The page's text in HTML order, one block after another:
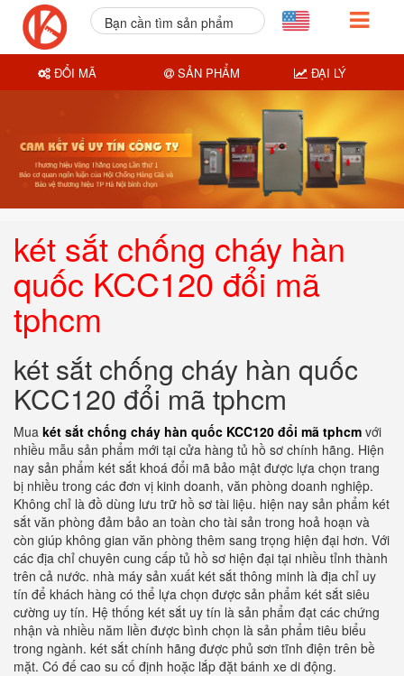
két sắt chống cháy hàn
quốc KCC120 đổi mã
tphcm
két sắt chống cháy hàn quốc
KCC120 đổi mã tphcm
Mua két sắt chống cháy hàn quốc KCC120 đổi mã tphcm với
nhiều mẫu sản phẩm mới tại cửa hàng tủ hồ sơ chính hãng. Hiện
nay sản phẩm két sắt khoá đổi mã bảo mật được lựa chọn trang
bị nhiều trong các đơn vị kinh doanh, văn phòng doanh nghiệp.
Không chỉ là đồ dùng lưu trữ hồ sơ tài liệu. hiện nay sản phẩm két
sắt văn phòng đảm bảo an toàn cho tài sản trong hoả hoạn và
còn giúp không gian văn phòng thêm sang trọng hiện đại hơn. Với
các địa chỉ chuyên cung cấp tủ hồ sơ hiện đại tại nhiều tỉnh thành
trên cả nước. nhà máy sản xuất két sắt thông minh là địa chỉ uy
tín để khách hàng có thể lựa chọn được sản phẩm két sắt siêu
cường uy tín. Hệ thống két sắt uy tín là sản phẩm đạt các chứng
nhận và nhiều năm liền được bình chọn là sản phẩm tiêu biểu
trong ngành. két sắt chính hãng được phủ sơn tĩnh điện trên bề
mặt. Có đế cao su cố định hoặc lắp đặt bánh xe di động.
Bạn cần tìm sản phẩm
ĐỔI MÃ SẢN PHẨM ĐẠI LÝ